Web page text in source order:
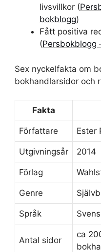
livsvillkor (
bokblogg)
Fått positiva
(Persbokblogg
Sex nyckelfakta om
bokhandlarsidor och
Fakta
Författare Ester
Utgivningsår 2014
Förlag
Genre
Språk
Antal sidor
ca